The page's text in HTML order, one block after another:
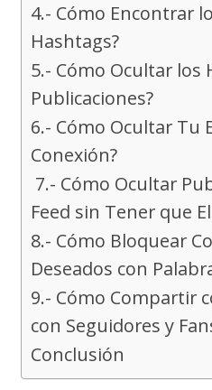
4.- Cómo Encontrar
Hashtags?
5.- Cómo Ocultar los
Publicaciones?
6.- Cómo Ocultar Tu
Conexión?
7.- Cómo Ocultar
Feed sin Tener que
8.- Cómo Bloquear
Deseados con
9.- Cómo Compartir
con Seguidores y
Conclusión